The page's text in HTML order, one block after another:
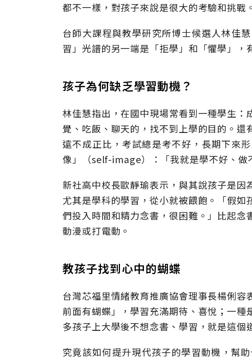
都不一樣，對孩子來說是很大的考驗和挑戰。
台師大課程與教學研究所博士候選人林佳
習」光譜的另一端是「拒學」和「懼學」，
孩子為何缺乏學習動機？
林佳慧指出，在國中現場常看到一種學生
覺、吃飯、聊天的，找不到上學的目的。
遠不成正比，考試總是考不好，長期下來
像」（self-image）：「我就是學不好、做
新社高中校長歐靜瑜表示，與其說孩子是因
尤其是學科的學習，從小就被餵飽。「假
們投入時間和精力念書，很困難。」比起
動漫或打電動。
教孩子找到心中的蝴蝶
台灣芯福里情緒教育推廣協會理事長楊俐容
前面有蝴蝶」，學習充滿期待、喜悅；一
多孩子上大學後不想念書、學習，就是這個
究竟該如何提升現代孩子的學習動機，幫